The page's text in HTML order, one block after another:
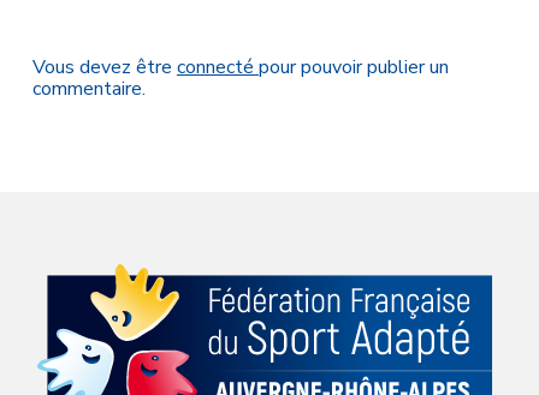
Vous devez être connecté pour pouvoir publier un
commentaire.